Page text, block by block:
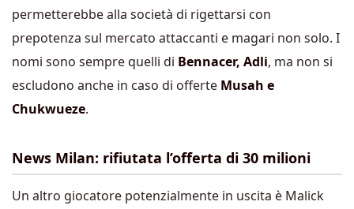
permetterebbe alla società di rigettarsi con
prepotenza sul mercato attaccanti e magari non solo. I
nomi sono sempre quelli di Bennacer, Adli, ma non si
escludono anche in caso di offerte Musah e
Chukwueze.
News Milan: rifiutata l’offerta di 30 milioni
Un altro giocatore potenzialmente in uscita è Malick